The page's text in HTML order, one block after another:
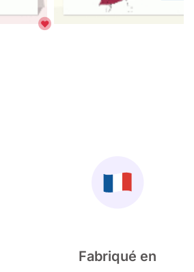
Fabriqué en